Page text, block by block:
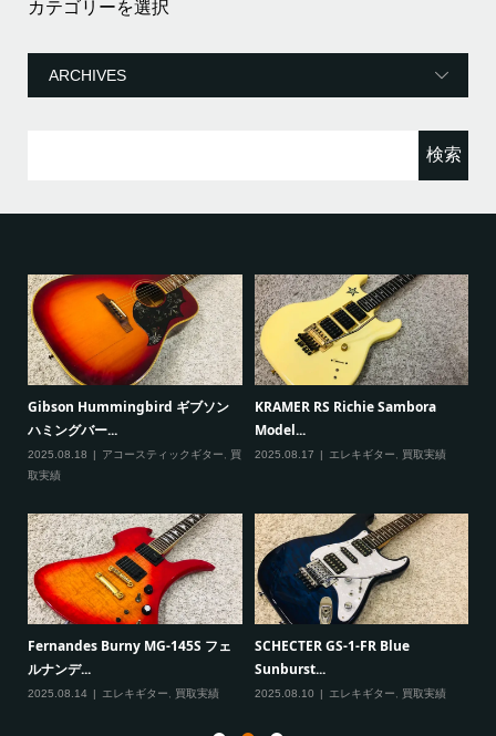
テ
リ
買
KRAMER RS Richie Sambora
Model...
2025.08.17 エレキギター, 買取実績
SCHECTER GS-1-FR Blue
Sunburst...
2025.08.10 エレキギター,買取実績
Paul Reed Smith(PRS) SE
Custom...
2025.08.09 エレキギター,買取実績
Paul Reed Smith（PRS） SE
Mark T...
2025.08.08